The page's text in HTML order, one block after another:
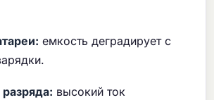
емкость деградирует с
высокий ток